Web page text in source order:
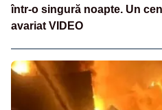
într-o singură noapte. Un
avariat VIDEO